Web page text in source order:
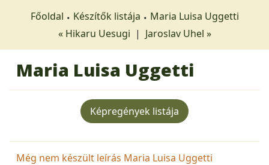
Főoldal Készítők listája
Maria Luisa Uggetti
« Hikaru Uesugi | Jaroslav Uhel »
Maria Luisa Uggetti
Képregények listája
Még nem készült leírás Maria Luisa Uggetti